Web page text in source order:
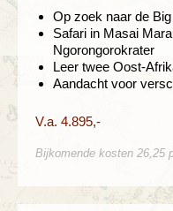
Op zoek naar de
Safari in Masai
Ngorongorokrater
Leer twee Oost-
Aandacht voor
V.a. 4.895,-
Bijkomende kosten 26,25